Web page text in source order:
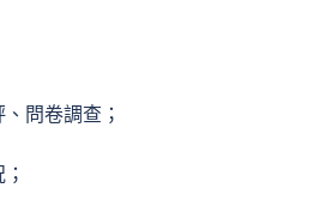
問卷調查；